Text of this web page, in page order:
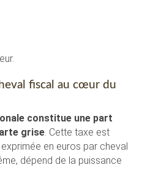
fiscal au cœur du
constitue une part
grise. Cette taxe est
en euros par cheval
dépend de la puissance